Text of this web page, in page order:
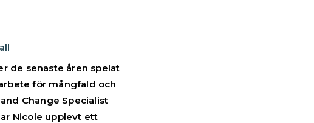
de senaste åren spelat
för mångfald och
Change Specialist
Nicole upplevt ett